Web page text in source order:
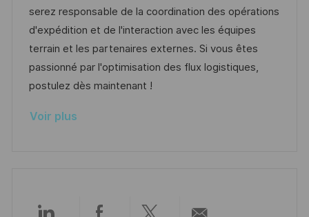
t
e
i
s
a
t
i
n
’
a
f
f
r
e
n
c
e
u
g
o
r
i
serez responsable de la coordination des opérations
d'expédition et de l'interaction avec les équipes
terrain et les partenaires externes. Si vous êtes
passionné par l'optimisation des flux logistiques,
postulez dès maintenant !
Voir plus